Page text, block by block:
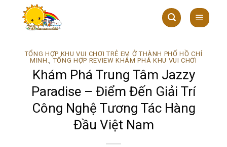
TỔNG HỢP KHU VUI CHƠI TRẺ EM Ở THÀNH PHỐ HỒ CHÍ
MINH.,TỔNG HỢP REVIEW KHÁM PHÁ KHU VUI CHƠI
Khám Phá Trung Tâm Jazzy
Paradise – Điểm Đến Giải Trí
Công Nghệ Tương Tác Hàng
Đầu Việt Nam